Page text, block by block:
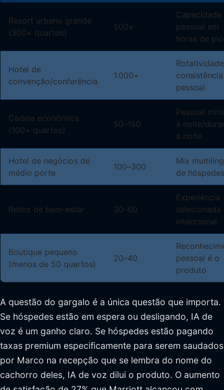
Resort urbano grande
(300+ quartos)
500+
Capacidade
pessoal em
horas de
Hotel de
convenção/conferência
1.000+
pessoal
Cadeia econômica
(100+ quartos)
50–150
Pessoal
à noite/
a noite
Hotel de negócios de
médio porte
100–300
Mix
de hóspedes
Retiro de bem-estar 30–60
Experiência
selecionada
intencional
Boutique pequeno
(menos de 50 quartos)
20–40
pessoal é o
produto
A questão do gargalo é a única questão que importa.
Se hóspedes estão em espera ou desligando, IA de
voz é um ganho claro. Se hóspedes estão pagando
taxas premium especificamente para serem saudados
por Marco na recepção que se lembra do nome do
cachorro deles, IA de voz dilui o produto. O aumento